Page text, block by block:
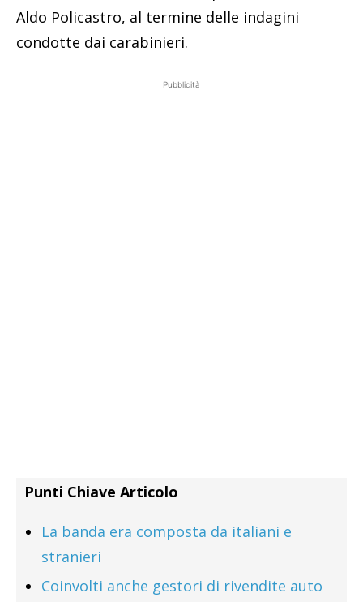
Aldo Policastro, al termine delle indagini
condotte dai carabinieri.
Pubblicità
Punti Chiave Articolo
La banda era composta da italiani e
stranieri
Coinvolti anche gestori di rivendite auto